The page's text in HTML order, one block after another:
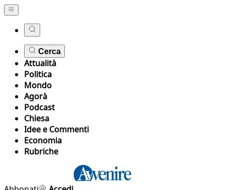
Cerca
Attualità
Politica
Mondo
Agorà
Podcast
Chiesa
Idee e Commenti
Economia
Rubriche